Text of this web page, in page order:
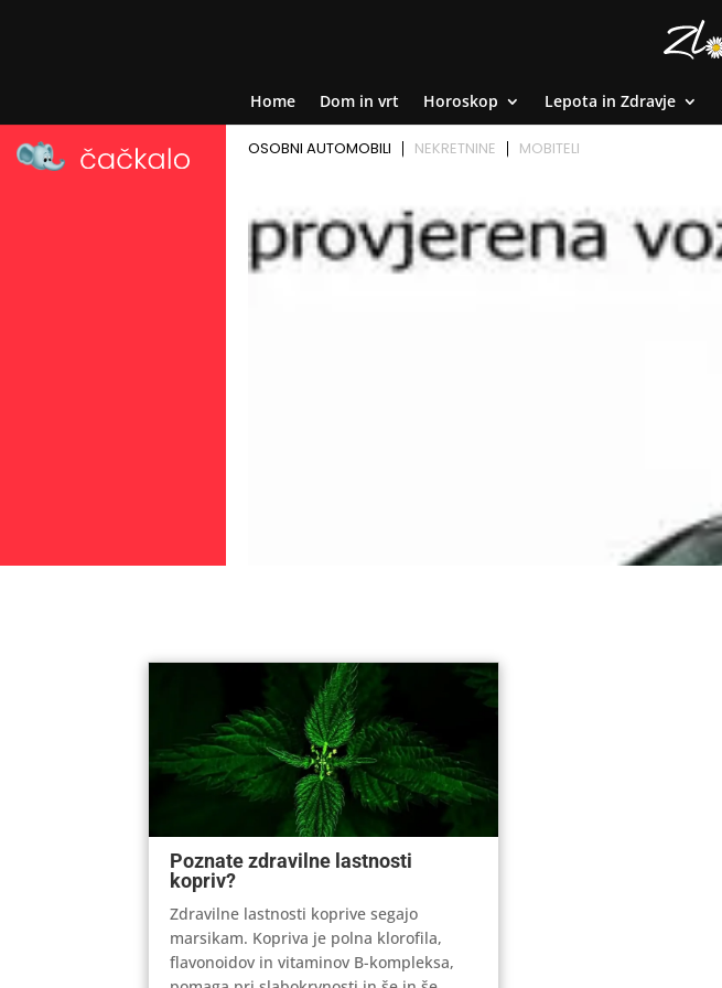
Home Dom in vrt Horoskop Lepota in Zdravje
Poznate zdravilne lastnosti
kopriv?
Zdravilne lastnosti koprive segajo
marsikam. Kopriva je polna klorofila,
flavonoidov in vitaminov B-kompleksa,